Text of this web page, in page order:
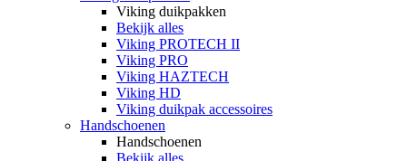
Viking duikpakken
Bekijk alles
Viking PROTECH II
Viking PRO
Viking HAZTECH
Viking HD
Viking duikpak accessoires
Handschoenen
Handschoenen
Bekijk alles